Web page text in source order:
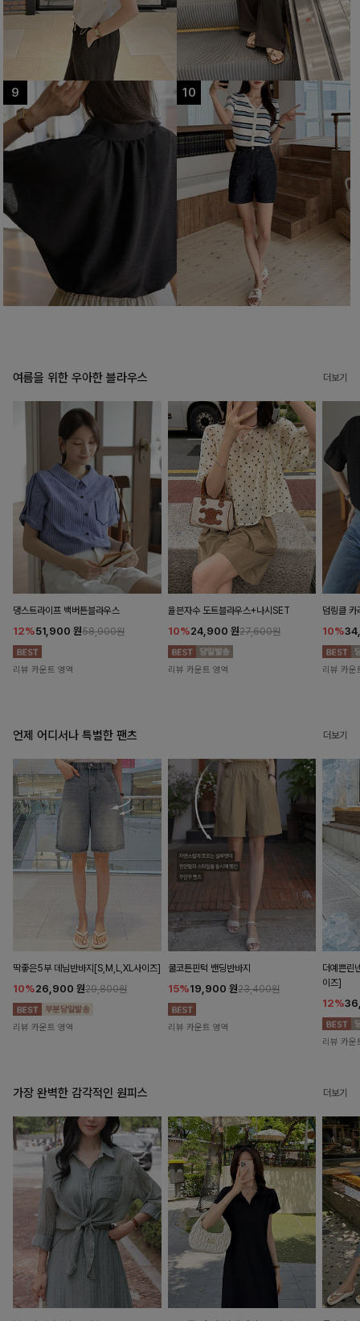
여름을 위한 우아한 블라우스 더보기
댕스트라이프 백버튼블라우스
12%51,900 원58,900원
리뷰 카운트 영역
율븐자수 도트블라우스+나시SET
10%24,900 원27,600원
리뷰 카운트 영역
덤링클 카
10%
리뷰 카운
언제 어디서나 특별한 팬츠 더보기
딱좋은5부 데님반바지[S,M,L,XL사이즈]
10%26,900 원29,800원
리뷰 카운트 영역
쿨코튼핀턱 밴딩반바지
15%19,900 원23,400원
리뷰 카운트 영역
더예쁜린
이즈]
12%
리뷰 카운
가장 완벽한 감각적인 원피스 더보기